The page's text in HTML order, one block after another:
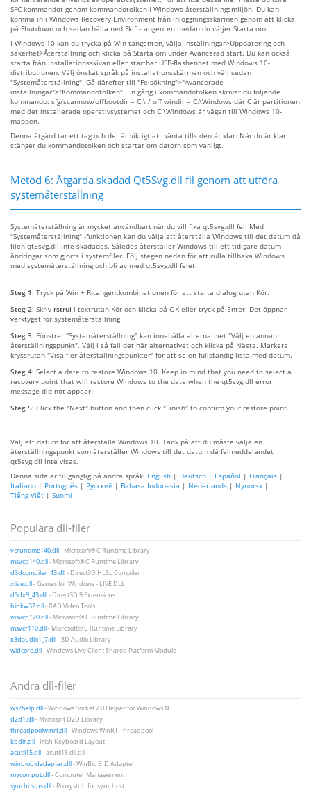
SFC-kommandot genom kommandotolken i Windows-återställningsmiljön. Du kan
komma in i Windows Recovery Environment från inloggningsskärmen genom att klicka
på Shutdown och sedan hålla ned Skift-tangenten medan du väljer Starta om.
I Windows 10 kan du trycka på Win-tangenten, välja Inställningar>Uppdatering och
säkerhet>Återställning och klicka på Starta om under Avancerad start. Du kan också
starta från installationsskivan eller startbar USB-flashenhet med Windows 10-
distributionen. Välj önskat språk på installationsskärmen och välj sedan
"Systemåterställning". Gå därefter till "Felsökning">"Avancerade
inställningar">"Kommandotolken". En gång i kommandotolken skriver du följande
kommando: sfg/scannow/offbootdir = C:\ / off windir = C:\Windows där C är partitionen
med det installerade operativsystemet och C:\Windows är vägen till Windows 10-
mappen.
Denna åtgärd tar ett tag och det är viktigt att vänta tills den är klar. När du är klar
stänger du kommandotolken och startar om datorn som vanligt.
Metod 6: Åtgärda skadad Qt5Svg.dll fil genom att utföra
systemåterställning
Systemåterställning är mycket användbart när du vill fixa qt5svg.dll fel. Med
"Systemåterställning" -funktionen kan du välja att återställa Windows till det datum då
filen qt5svg.dll inte skadades. Således återställer Windows till ett tidigare datum
ändringar som gjorts i systemfiler. Följ stegen nedan för att rulla tillbaka Windows
med systemåterställning och bli av med qt5svg.dll felet.
Steg 1: Tryck på Win + R-tangentkombinationen för att starta dialogrutan Kör.
Steg 2: Skriv rstrui i textrutan Kör och klicka på OK eller tryck på Enter. Det öppnar
verktyget för systemåterställning.
Steg 3: Fönstret "Systemåterställning" kan innehålla alternativet "Välj en annan
återställningspunkt". Välj i så fall det här alternativet och klicka på Nästa. Markera
kryssrutan "Visa fler återställningspunkter" för att se en fullständig lista med datum.
Steg 4: Select a date to restore Windows 10. Keep in mind that you need to select a
recovery point that will restore Windows to the date when the qt5svg.dll error
message did not appear.
Steg 5: Click the "Next" button and then click "Finish" to confirm your restore point.
Välj ett datum för att återställa Windows 10. Tänk på att du måste välja en
återställningspunkt som återställer Windows till det datum då felmeddelandet
qt5svg.dll inte visas.
Denna sida är tillgänglig på andra språk: English | Deutsch | Español | Français |
Italiano | Português | Русский | Bahasa Indonesia | Nederlands | Nynorsk |
Tiếng Việt | Suomi
Populära dll-filer
vcruntime140.dll- Microsoft® C Runtime Library
msvcp140.dll- Microsoft® C Runtime Library
d3dcompiler_43.dll- Direct3D HLSL Compiler
xlive.dll- Games for Windows - LIVE DLL
d3dx9_43.dll- Direct3D 9 Extensions
binkw32.dll- RAD Video Tools
msvcp120.dll- Microsoft® C Runtime Library
msvcr110.dll- Microsoft® C Runtime Library
x3daudio1_7.dll- 3D Audio Library
wldcore.dll- Windows Live Client Shared Platform Module
Andra dll-filer
ws2help.dll- Windows Socket 2.0 Helper for Windows NT
d2d1.dll- Microsoft D2D Library
threadpoolwinrt.dll- Windows WinRT Threadpool
kbdir.dll- Irish Keyboard Layout
acutil15.dll- acutil15.dll.dll
winbiobidadapter.dll- WinBio BID Adapter
mycomput.dll- Computer Management
synchostps.dll- Proxystub for sync host